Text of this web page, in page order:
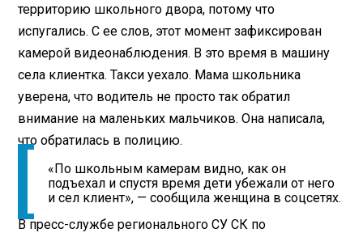
территорию школьного двора, потому что
испугались. С ее слов, этот момент зафиксирован
камерой видеонаблюдения. В это время в машину
села клиентка. Такси уехало. Мама школьника
уверена, что водитель не просто так обратил
внимание на маленьких мальчиков. Она написала,
что обратилась в полицию.
«По школьным камерам видно, как он
подъехал и спустя время дети убежали от него
и сел клиент», — сообщила женщина в соцсетях.
В пресс-службе регионального СУ СК по